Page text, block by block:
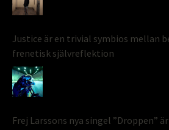
Justice är en trivial symbios mellan
frenetisk självreflektion
Frej Larssons nya singel ”Droppen”